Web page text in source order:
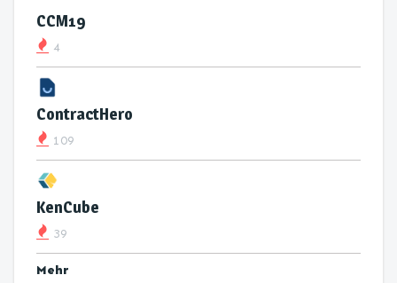
CCM19
4
ContractHero
109
KenCube
39
Mehr